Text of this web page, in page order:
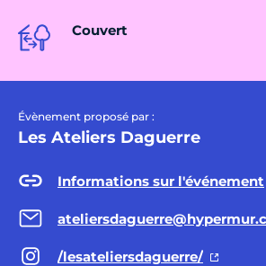
Couvert
Évènement proposé par :
Les Ateliers Daguerre
Informations sur l'événement
/lesateliersdaguerre/